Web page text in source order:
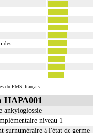
du PMSI français
HAPA001
ankyloglossie
niveau 1
surnuméraire à l'état de germe